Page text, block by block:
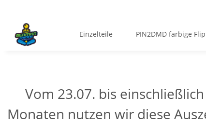
Einzelteile PIN2DMD farbige
Vom 23.07. bis
Monaten nutzen wir diese